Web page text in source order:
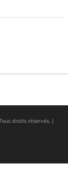
droits réservés. |